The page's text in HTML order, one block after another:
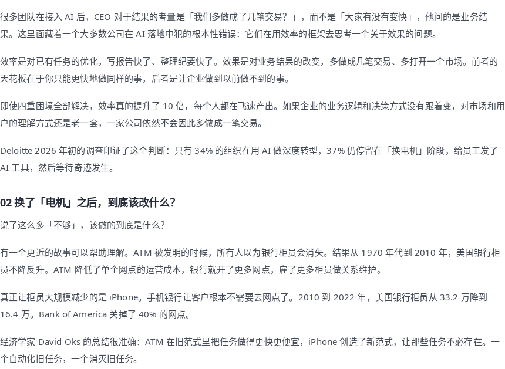
很多团队在接入 AI 后，CEO 对于结果的考量是「我们多做成了几笔交易？」，而不是「大家有没有变快」，他问的是业务结
果。这里面藏着一个大多数公司在 AI 落地中犯的根本性错误：它们在用效率的框架去思考一个关于效果的问题。
效率是对已有任务的优化，写报告快了、整理纪要快了。效果是对业务结果的改变，多做成几笔交易、多打开一个市场。前者的
天花板在于你只能更快地做同样的事，后者是让企业做到以前做不到的事。
即使四重困境全部解决，效率真的提升了 10 倍，每个人都在飞速产出。如果企业的业务逻辑和决策方式没有跟着变，对市场和用
户的理解方式还是老一套，一家公司依然不会因此多做成一笔交易。
Deloitte 2026 年初的调查印证了这个判断：只有 34% 的组织在用 AI 做深度转型，37% 仍停留在「换电机」阶段，给员工发了
AI 工具，然后等待奇迹发生。
02 换了「电机」之后，到底该改什么？
说了这么多「不够」，该做的到底是什么？
有一个更近的故事可以帮助理解。ATM 被发明的时候，所有人以为银行柜员会消失。结果从 1970 年代到 2010 年，美国银行柜
员不降反升。ATM 降低了单个网点的运营成本，银行就开了更多网点，雇了更多柜员做关系维护。
真正让柜员大规模减少的是 iPhone。手机银行让客户根本不需要去网点了。2010 到 2022 年，美国银行柜员从 33.2 万降到
16.4 万。Bank of America 关掉了 40% 的网点。
经济学家 David Oks 的总结很准确：ATM 在旧范式里把任务做得更快更便宜，iPhone 创造了新范式，让那些任务不必存在。一
个自动化旧任务，一个消灭旧任务。